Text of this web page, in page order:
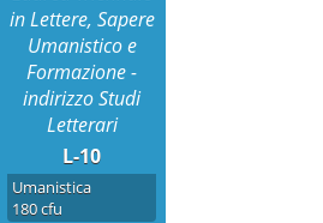
in Lettere, Sapere
Umanistico e
Formazione -
indirizzo Studi
Letterari
L-10
Umanistica
180 cfu